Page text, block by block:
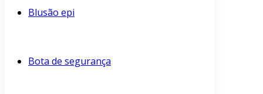
Blusão epi
Bota de segurança